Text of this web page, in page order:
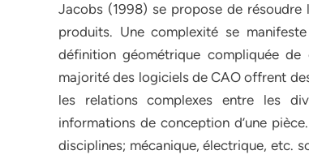
Jacobs (1998) se propose de
produits. Une complexité se
définition géométrique compliquée
majorité des logiciels de CAO offrent
les relations complexes entre les
informations de conception d’une
disciplines; mécanique, électrique, etc.